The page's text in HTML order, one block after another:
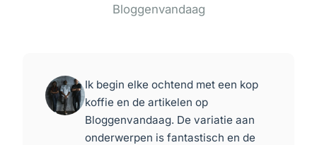
Bloggenvandaag
Ik begin elke ochtend met een kop
koffie en de artikelen op
Bloggenvandaag. De variatie aan
onderwerpen is fantastisch en de